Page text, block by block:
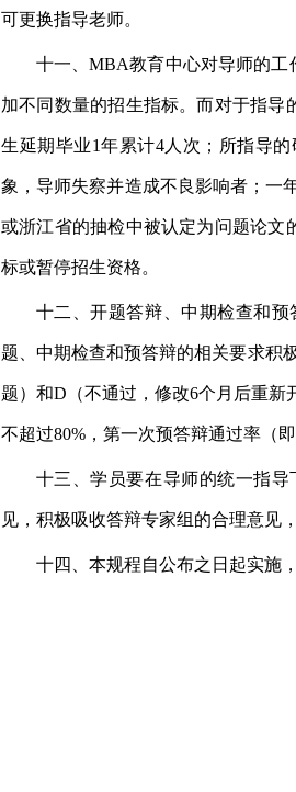
可更换指导老师。
十一、MBA教育中心对导师的工
加不同数量的招生指标。而对于指导
生延期毕业1年累计4人次；所指导
象，导师失察并造成不良影响者；一
或浙江省的抽检中被认定为问题论文
标或暂停招生资格。
十二、开题答辩、中期检查和
题、中期检查和预答辩的相关要求积
题）和D （不通过，修改6个月后重新
不超过80% ，第一次预答辩通过率（
十三、学员要在导师的统一指
见，积极吸收答辩专家组的合理意见
十四、本规程自公布之日起实施